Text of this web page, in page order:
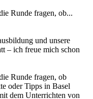
Runde fragen, ob...
und unsere
– ich freue mich schon
Runde fragen, ob
oder Tipps in Basel
dem Unterrichten von